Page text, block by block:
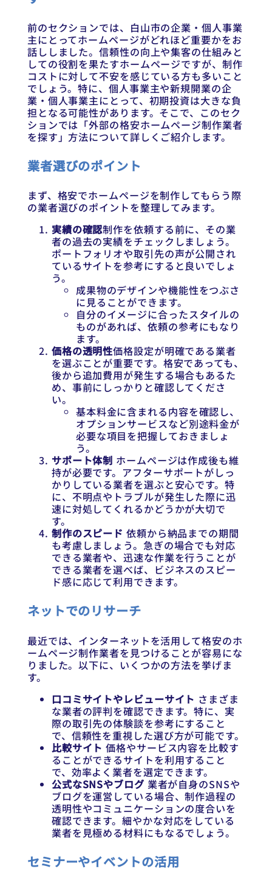
前のセクションでは、白山市の企業・個人事業
主にとってホームページがどれほど重要かをお
話ししました。信頼性の向上や集客の仕組みと
しての役割を果たすホームページですが、制作
コストに対して不安を感じている方も多いこと
でしょう。特に、個人事業主や新規開業の企
業・個人事業主にとって、初期投資は大きな負
担となる可能性があります。そこで、このセク
ションでは「外部の格安ホームページ制作業者
を探す」方法について詳しくご紹介します。
業者選びのポイント
まず、格安でホームページを制作してもらう際
の業者選びのポイントを整理してみます。
実績の確認制作を依頼する前に、その業
者の過去の実績をチェックしましょう。
ポートフォリオや取引先の声が公開され
ているサイトを参考にすると良いでしょ
う。
成果物のデザインや機能性をつぶさ
に見ることができます。
自分のイメージに合ったスタイルの
ものがあれば、依頼の参考にもなり
ます。
価格の透明性価格設定が明確である業者
を選ぶことが重要です。格安であっても、
後から追加費用が発生する場合もあるた
め、事前にしっかりと確認してくださ
い。
基本料金に含まれる内容を確認し、
オプションサービスなど別途料金が
必要な項目を把握しておきましょ
う。
サポート体制 ホームページは作成後も維
持が必要です。アフターサポートがしっ
かりしている業者を選ぶと安心です。特
に、不明点やトラブルが発生した際に迅
速に対処してくれるかどうかが大切で
す。
制作のスピード 依頼から納品までの期間
も考慮しましょう。急ぎの場合でも対応
できる業者や、迅速な作業を行うことが
できる業者を選べば、ビジネスのスピー
ド感に応じて利用できます。
ネットでのリサーチ
最近では、インターネットを活用して格安のホ
ームページ制作業者を見つけることが容易にな
りました。以下に、いくつかの方法を挙げま
す。
口コミサイトやレビューサイト さまざま
な業者の評判を確認できます。特に、実
際の取引先の体験談を参考にすること
で、信頼性を重視した選び方が可能です。
比較サイト 価格やサービス内容を比較す
ることができるサイトを利用すること
で、効率よく業者を選定できます。
公式なSNSやブログ業者が自身のSNSや
ブログを運営している場合、制作過程の
透明性やコミュニケーションの度合いを
確認できます。細やかな対応をしている
業者を見極める材料にもなるでしょう。
セミナーやイベントの活用